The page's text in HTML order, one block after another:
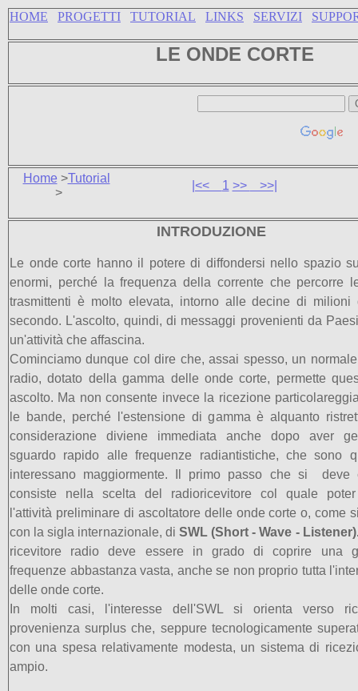
HOME PROGETTI TUTORIAL LINKS SERVIZI
LE ONDE CORTE
Home >Tutorial
>
|<< 1 >> >>|
INTRODUZIONE
Le onde corte hanno il potere di diffondersi nello spazio
enormi, perché la frequenza della corrente che percorre
trasmittenti è molto elevata, intorno alle decine di
secondo. L'ascolto, quindi, di messaggi provenienti da
un'attività che affascina.
Cominciamo dunque col dire che, assai spesso, un
radio, dotato della gamma delle onde corte, permette
ascolto. Ma non consente invece la ricezione
le bande, perché l'estensione di gamma è alquanto
considerazione diviene immediata anche dopo aver
sguardo rapido alle frequenze radiantistiche, che sono
interessano maggiormente. Il primo passo che si deve
consiste nella scelta del radioricevitore col quale
l'attività preliminare di ascoltatore delle onde corte o, come
con la sigla internazionale, di SWL (Short - Wave -
ricevitore radio deve essere in grado di coprire una
frequenze abbastanza vasta, anche se non proprio tutta
delle onde corte.
In molti casi, l'interesse dell'SWL si orienta verso
provenienza surplus che, seppure tecnologicamente
con una spesa relativamente modesta, un sistema di
ampio.